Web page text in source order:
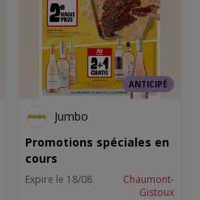
ANTICIPÉ
Jumbo
Promotions spéciales en
cours
Expire le 18/08
Chaumont-
Gistoux